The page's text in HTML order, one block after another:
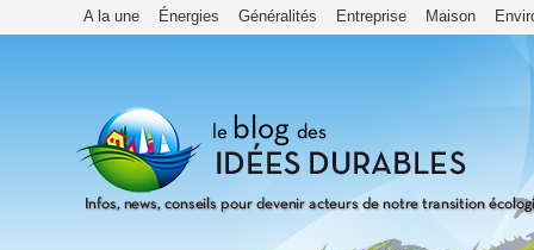
A la une Énergies Généralités Entreprise Maison